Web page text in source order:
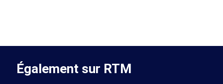
Également sur RTM